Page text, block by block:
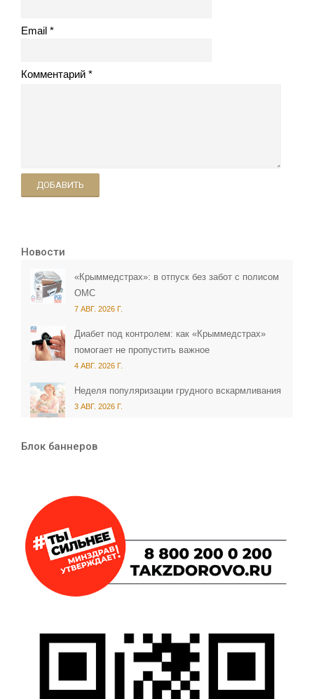
Email
Комментарий
ДОБАВИТЬ
Новости
«Крыммедстрах»: в отпуск без забот с полисом
ОМС
7 АВГ. 2026 Г.
Диабет под контролем: как «Крыммедстрах»
помогает не пропустить важное
4 АВГ. 2026 Г.
Неделя популяризации грудного вскармливания
3 АВГ. 2026 Г.
Блок баннеров